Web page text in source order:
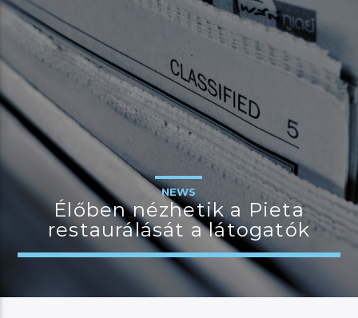
MOST ADÁSBAN
MannaFM
JELENLEGI MŰSOR
BUDAPEST UPDATE
NEWS
Élőben nézhetik a Pieta
restaurálását a látogatók